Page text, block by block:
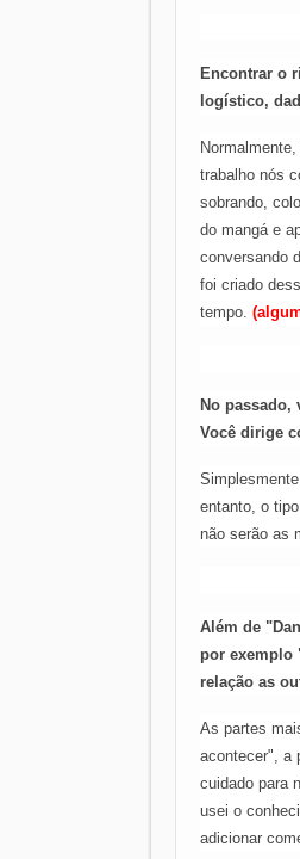
Encontrar o
logístico,
trabalho nós
sobrando,
do mangá e
conversando
foi criado
tempo.
No
Você dirige
entanto, o
não serão as
Além de
por exemplo
relação as
As partes
acontecer", a
cuidado para
usei o
adicionar